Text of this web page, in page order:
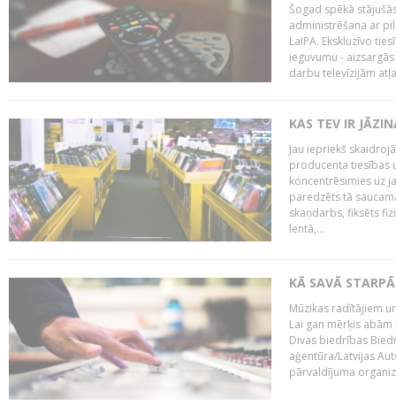
Šogad spēkā
administrēšana ar
LaIPA. Ekskluzīvo
ieguvumu -
darbu televīzijām
KAS TEV IR
Jau iepriekš
producenta tiesības
koncentrēsimies uz
paredzēts tā
skaņdarbs, fiksēts
lentā,...
KĀ SAVĀ
Mūzikas radītājiem
Lai gan mērķis
Divas biedrības
aģentūra/Latvijas
pārvaldījuma